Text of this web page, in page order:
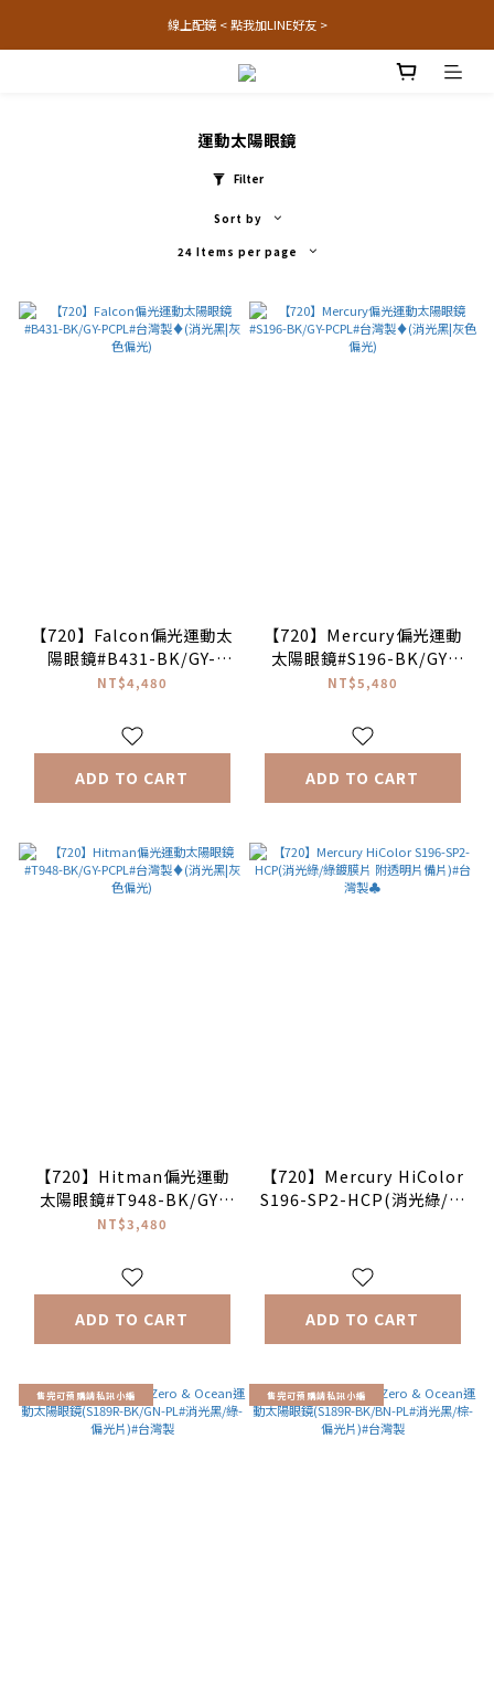
線上配鏡 < 點我加LINE好友 >
運動太陽眼鏡
Filter
Sort by
24 Items per page
【720】Falcon偏光運動太
陽眼鏡#B431-BK/GY-
PCPL#台灣製♦(消光黑|灰
NT$4,480
ADD TO CART
【720】Mercury偏光運動
太陽眼鏡#S196-BK/GY-
PCPL#台灣製♦(消光黑|灰
NT$5,480
ADD TO CART
【720】Hitman偏光運動
太陽眼鏡#T948-BK/GY-
PCPL#台灣製♦(消光黑|灰
NT$3,480
ADD TO CART
【720】Mercury HiColor
S196-SP2-HCP(消光綠/綠
ADD TO CART
售完可預購請私訊小編 售完可預購請私訊小編